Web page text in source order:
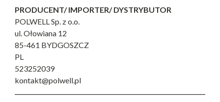
PRODUCENT/ IMPORTER/ DYSTRYBUTOR
POLWELL Sp. z o.o.
ul. Ołowiana 12
85-461 BYDGOSZCZ
PL
523252039
kontakt@polwell.pl